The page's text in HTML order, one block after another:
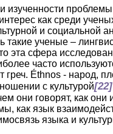
изученности
как среди
и социальной
такие ученые –
эта сфера
часто
греч. Éthnos - народ,
с культурой[22]
они говорят, как
как язык
языка и